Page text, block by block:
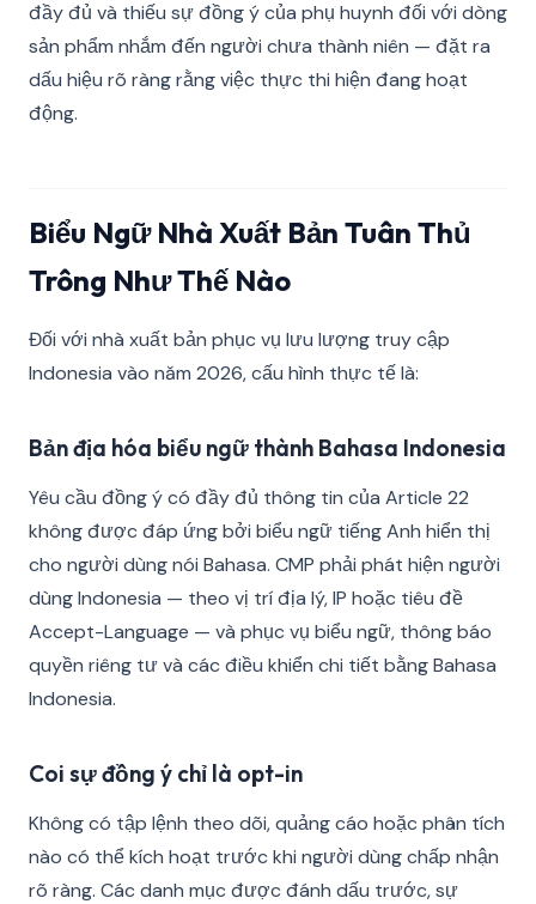
đầy đủ và thiếu sự đồng ý của phụ huynh đối với dòng
sản phẩm nhắm đến người chưa thành niên — đặt ra
dấu hiệu rõ ràng rằng việc thực thi hiện đang hoạt
động.
Biểu Ngữ Nhà Xuất Bản Tuân Thủ
Trông Như Thế Nào
Đối với nhà xuất bản phục vụ lưu lượng truy cập
Indonesia vào năm 2026, cấu hình thực tế là:
Bản địa hóa biểu ngữ thành Bahasa Indonesia
Yêu cầu đồng ý có đầy đủ thông tin của Article 22
không được đáp ứng bởi biểu ngữ tiếng Anh hiển thị
cho người dùng nói Bahasa. CMP phải phát hiện người
dùng Indonesia — theo vị trí địa lý, IP hoặc tiêu đề
Accept-Language — và phục vụ biểu ngữ, thông báo
quyền riêng tư và các điều khiển chi tiết bằng Bahasa
Indonesia.
Coi sự đồng ý chỉ là opt-in
Không có tập lệnh theo dõi, quảng cáo hoặc phân tích
nào có thể kích hoạt trước khi người dùng chấp nhận
rõ ràng. Các danh mục được đánh dấu trước, sự